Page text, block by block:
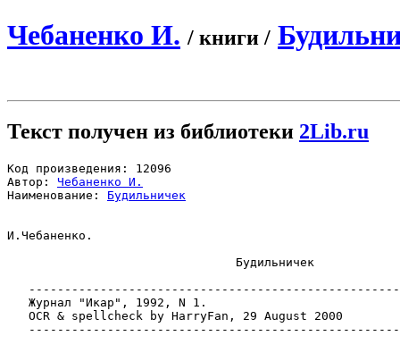
Чебаненко И. / книги /
Текст получен из библиотеки 2Lib.ru
Код произведения: 12096
Автор: Чебаненко И.
Наименование: Будильничек
И.Чебаненко.
                                Будильничек
   Журнал "Икар", 1992, N 1.
   OCR & spellcheck by HarryFan, 29 August 2000